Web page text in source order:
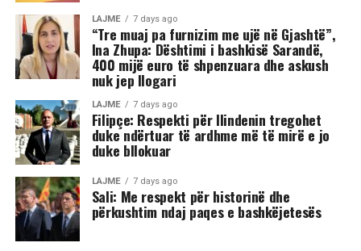
LAJME 7 days ago
“Tre muaj pa furnizim me ujë në Gjashtë”,
Ina Zhupa: Dështimi i bashkisë Sarandë,
400 mijë euro të shpenzuara dhe askush
nuk jep llogari
LAJME 7 days ago
Filipçe: Respekti për Ilindenin tregohet
duke ndërtuar të ardhme më të mirë e jo
duke bllokuar
LAJME 7 days ago
Sali: Me respekt për historinë dhe
përkushtim ndaj paqes e bashkëjetesës